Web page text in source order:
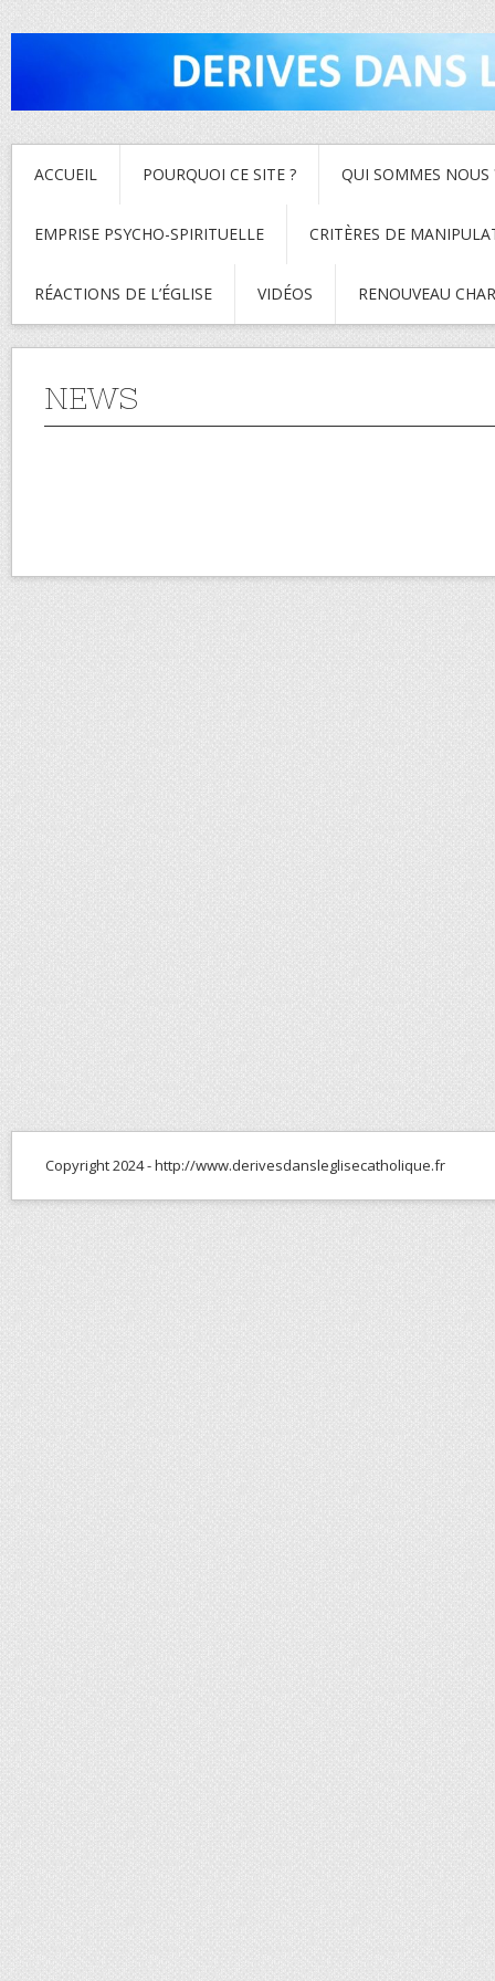
ACCUEIL POURQUOI CE SITE ? QUI SOMMES NOUS
EMPRISE PSYCHO-SPIRITUELLE CRITÈRES DE
RÉACTIONS DE L’ÉGLISE VIDÉOS RENOUVEAU
NEWS
Copyright 2024 - http://www.derivesdansleglisecatholique.fr